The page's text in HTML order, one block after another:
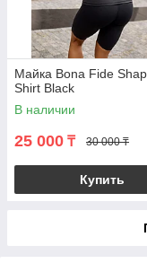
Майка Bona Fide
Shirt Black
В наличии
25 000 ₸ 30 000 ₸
Купить